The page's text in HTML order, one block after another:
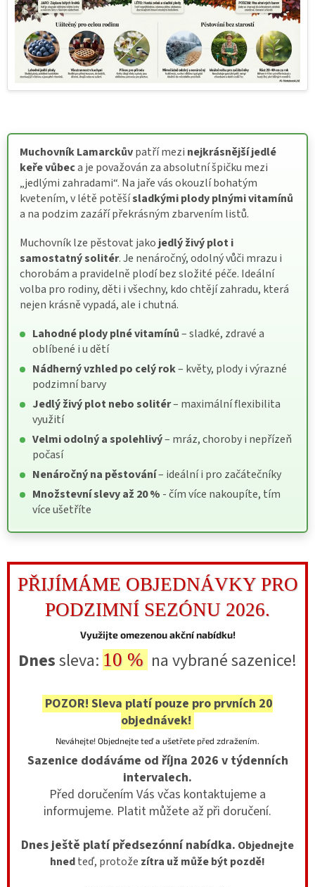
Muchovník Lamarckůvpatří mezi nejkrásnější jedlé
keře vůbeca je považován za absolutní špičku mezi
„jedlými zahradami“. Na jaře vás okouzlí bohatým
kvetením, v létě potěšísladkými plody plnými vitamínů
a na podzim zazáří překrásným zbarvením listů.
Muchovník lze pěstovat jako jedlý živý plot i
samostatný solitér. Je nenáročný, odolný vůči mrazu i
chorobám a pravidelně plodí bez složité péče. Ideální
volba pro rodiny, děti i všechny, kdo chtějí zahradu, která
nejen krásně vypadá, ale i chutná.
Lahodné plody plné vitamínů– sladké, zdravé a
oblíbené i u dětí
Nádherný vzhled po celý rok– květy, plody i výrazné
podzimní barvy
Jedlý živý plot nebo solitér– maximální flexibilita
využití
Velmi odolný a spolehlivý– mráz, choroby i nepřízeň
počasí
Nenáročný na pěstování– ideální i pro začátečníky
Množstevní slevy až 20 % - čím více nakoupíte, tím
více ušetříte
PŘIJÍMÁME OBJEDNÁVKY PRO
PODZIMNÍ SEZÓNU 2026.
Využijte omezenou akční nabídku!
Dnessleva: 10 % na vybrané sazenice!
POZOR! Sleva platí pouze pro prvních 20
objednávek!
Neváhejte! Objednejte teď a ušetřete před zdražením.
Sazenice dodáváme od října 2026 v týdenních
intervalech.
Před doručením Vás včas kontaktujeme a
informujeme. Platit můžete až při doručení.
Dnes ještě platí předsezónní nabídka. Objednejte
hnedteď, protože zítra už může být pozdě!